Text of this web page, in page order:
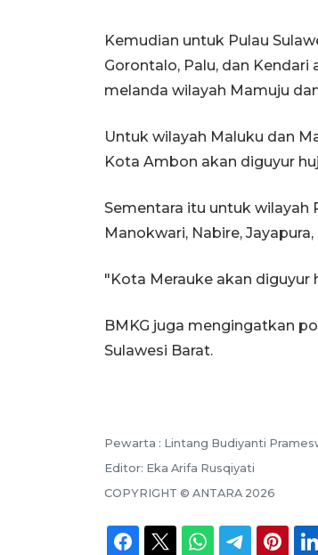
Kemudian untuk Pulau
Gorontalo, Palu, dan Kendari
melanda wilayah Mamuju
Untuk wilayah Maluku dan
Kota Ambon akan diguyur
Sementara itu untuk wilayah
Manokwari, Nabire,
"Kota Merauke akan diguyur
BMKG juga mengingatkan
Sulawesi Barat.
Pewarta : Lintang Budiyanti
Editor: Eka Arifa Rusqiyati
COPYRIGHT © ANTARA 2026